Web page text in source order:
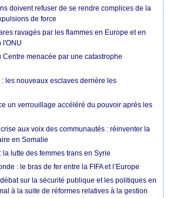
doivent refuser de se rendre complices de la
de force
ravagés par les flammes en Europe et en
l'ONU
Centre menacée par une catastrophe
les nouveaux esclaves derrière les
un verrouillage accéléré du pouvoir après les
aux voix des communautés : réinventer la
en Somalie
la lutte des femmes trans en Syrie
: le bras de fer entre la FIFA et l’Europe
sur la sécurité publique et les politiques en
à la suite de réformes relatives à la gestion